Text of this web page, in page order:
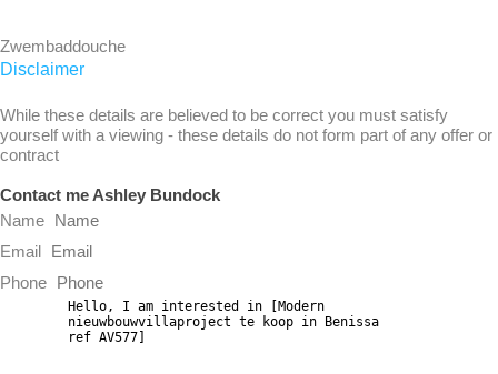
Zwembaddouche
Disclaimer
While these details are believed to be correct you must satisfy
yourself with a viewing - these details do not form part of any offer or
contract
Contact me Ashley Bundock
Name
Email
Phone